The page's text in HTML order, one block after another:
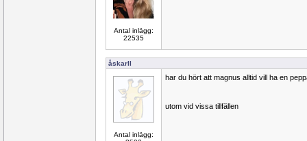
Antal inlägg:
22535
åskarll
Antal inlägg:
har du hört att magnus alltid vill ha en
utom vid vissa tillfällen